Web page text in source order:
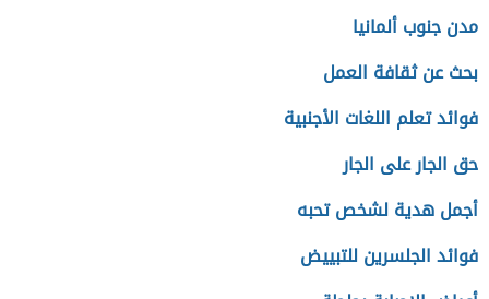
مدن جنوب ألمانيا
بحث عن ثقافة العمل
فوائد تعلم اللغات الأجنبية
حق الجار على الجار
أجمل هدية لشخص تحبه
فوائد الجلسرين للتبييض